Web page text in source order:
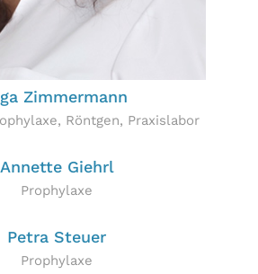
Zimmermann
Röntgen, Praxislabor
Annette Giehrl
Prophylaxe
Petra Steuer
Prophylaxe